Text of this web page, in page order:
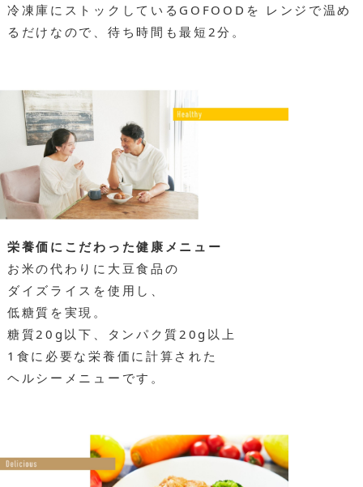
冷凍庫にストックしているGOFOODを レンジで温め
るだけなので、 待ち時間も最短2分。
栄養価にこだわった健康メニュー
お米の代わりに大豆食品の
ダイズライスを使用し、
低糖質を実現。
糖質20g以下、タンパク質20g以上
1食に必要な栄養価に計算された
ヘルシーメニューです。